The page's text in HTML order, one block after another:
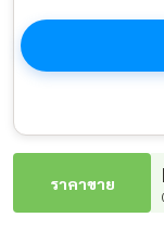
ราคาขาย